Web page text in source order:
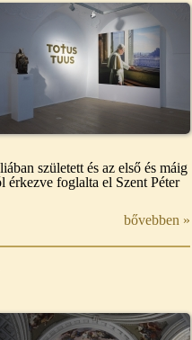
született és az első és máig
foglalta el Szent Péter
bővebben »